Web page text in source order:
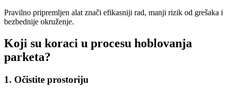
Pravilno pripremljen alat znači efikasniji rad, manji rizik od grešaka i
bezbednije okruženje.
Koji su koraci u procesu hoblovanja
parketa?
1. Očistite prostoriju